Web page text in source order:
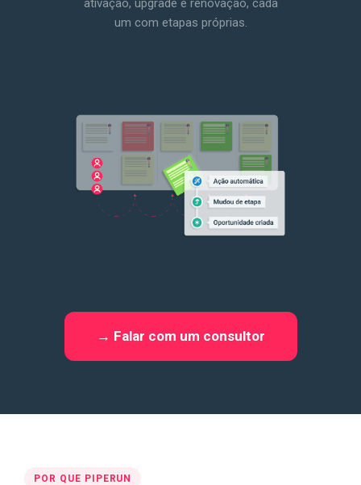
ativação, upgrade e renovação, cada
um com etapas próprias.
→ Falar com um consultor
POR QUE PIPERUN